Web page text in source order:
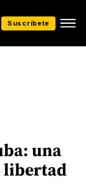
Suscríbete
una
libertad